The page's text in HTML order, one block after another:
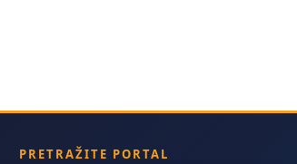
PRETRAŽITE PORTAL